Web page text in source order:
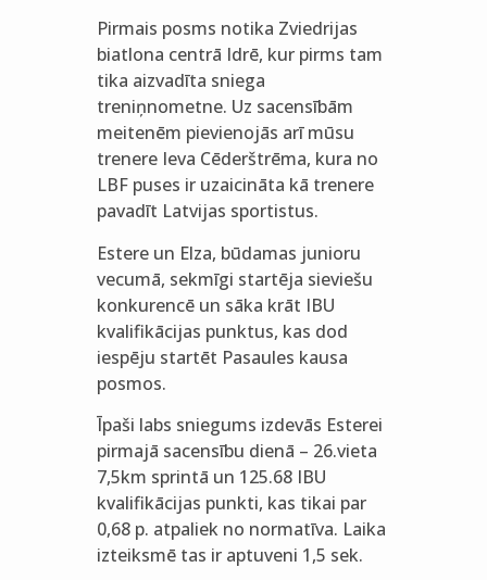
Pirmais posms notika Zviedrijas
biatlona centrā Idrē, kur pirms tam
tika aizvadīta sniega
treniņnometne. Uz sacensībām
meitenēm pievienojās arī mūsu
trenere Ieva Cēderštrēma, kura no
LBF puses ir uzaicināta kā trenere
pavadīt Latvijas sportistus.
Estere un Elza, būdamas junioru
vecumā, sekmīgi startēja sieviešu
konkurencē un sāka krāt IBU
kvalifikācijas punktus, kas dod
iespēju startēt Pasaules kausa
posmos.
Īpaši labs sniegums izdevās Esterei
pirmajā sacensību dienā – 26.vieta
7,5km sprintā un 125.68 IBU
kvalifikācijas punkti, kas tikai par
0,68 p. atpaliek no normatīva. Laika
izteiksmē tas ir aptuveni 1,5 sek.